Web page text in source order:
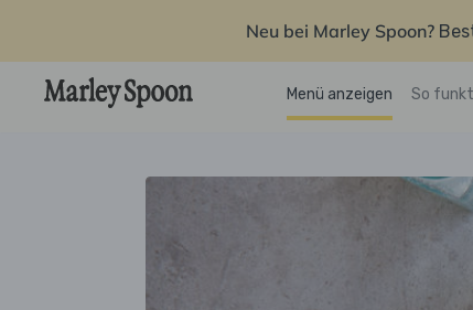
Neu bei Marley Spoon?
Menü anzeigen So